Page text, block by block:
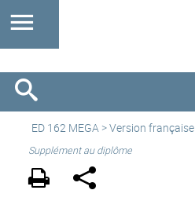
ED 162 MEGA >Version française
Supplément au diplôme